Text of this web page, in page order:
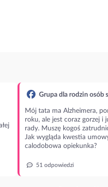
Grupa dla rodzin osób
Mój tata ma Alzheimera,
roku, ale jest coraz gorzej i
rady. Muszę kogoś
Jak wygląda kwestia
calodobowa opiekunka?
51 odpowiedzi